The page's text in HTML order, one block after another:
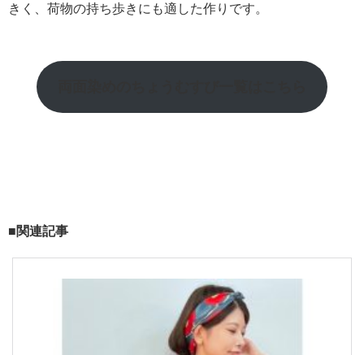
きく、荷物の持ち歩きにも適した作りです。
■関連記事